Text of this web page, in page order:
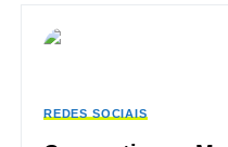
REDES SOCIAIS